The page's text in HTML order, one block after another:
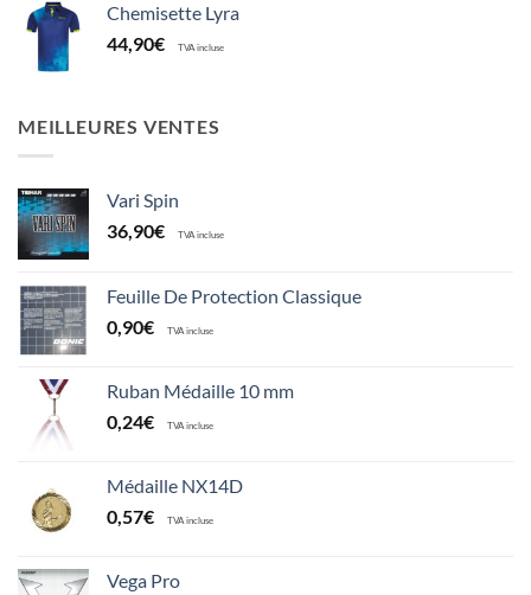
Chemisette Lyra
44,90€ TVA incluse
MEILLEURES VENTES
Vari Spin
36,90€ TVA incluse
Feuille De Protection Classique
0,90€ TVA incluse
Ruban Médaille 10 mm
0,24€ TVA incluse
Médaille NX14D
0,57€ TVA incluse
Vega Pro